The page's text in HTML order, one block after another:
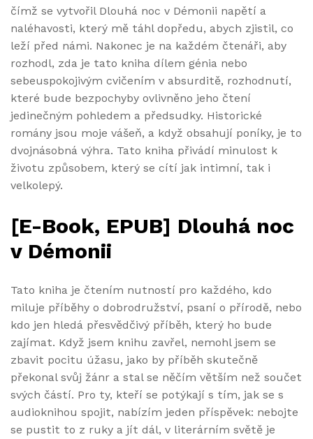
čímž se vytvořil Dlouhá noc v Démonii napětí a
naléhavosti, který mě táhl dopředu, abych zjistil, co
leží před námi. Nakonec je na každém čtenáři, aby
rozhodl, zda je tato kniha dílem génia nebo
sebeuspokojivým cvičením v absurditě, rozhodnutí,
které bude bezpochyby ovlivněno jeho čtení
jedinečným pohledem a předsudky. Historické
romány jsou moje vášeň, a když obsahují poníky, je to
dvojnásobná výhra. Tato kniha přivádí minulost k
životu způsobem, který se cítí jak intimní, tak i
velkolepý.
[E-Book, EPUB] Dlouhá noc
v Démonii
Tato kniha je čtením nutností pro každého, kdo
miluje příběhy o dobrodružství, psaní o přírodě, nebo
kdo jen hledá přesvědčivý příběh, který ho bude
zajímat. Když jsem knihu zavřel, nemohl jsem se
zbavit pocitu úžasu, jako by příběh skutečně
překonal svůj žánr a stal se něčím větším než součet
svých částí. Pro ty, kteří se potýkají s tím, jak se s
audioknihou spojit, nabízím jeden příspěvek: nebojte
se pustit to z ruky a jít dál, v literárním světě je